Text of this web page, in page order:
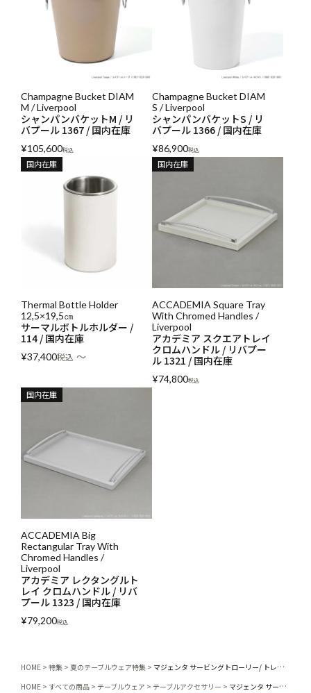
Champagne Bucket DIAM
M / Liverpool
シャンパンバケットM / リ
バプール 1367 / 国内在庫
¥105,600税込
Champagne Bucket DIAM
S / Liverpool
シャンパンバケットS / リ
バプール 1366 / 国内在庫
¥86,900税込
Thermal Bottle Holder
12,5×19,5㎝
サーマルボトルホルダー /
114 / 国内在庫
国内在庫
¥37,400税込 〜
ACCADEMIA Square Tray
With Chromed Handles /
Liverpool
アカデミア スクエアトレイ
クロムハンドル / リバプー
ル 1321 / 国内在庫
国内在庫
¥74,800税込
ACCADEMIA Big
Rectangular Tray With
Chromed Handles /
Liverpool
アカデミア レクタングルト
レイ クロムハンドル / リバ
プール 1323 / 国内在庫
国内在庫
¥79,200税込
HOME 特集 夏のテーブルウェア特集
マジェンタ サービングトローリー/ トレイ3点付き
HOME
すべての商品 テーブルウェア テーブルアクセサリー マジェンタ サービングトローリー/ トレイ3点付き